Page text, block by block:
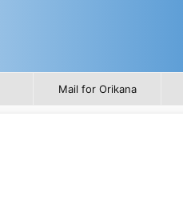
Mail for Orikana